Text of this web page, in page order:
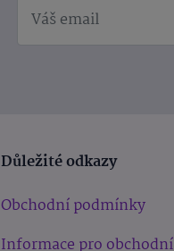
Důležité odkazy
Obchodní podmínky
Informace pro obchodní